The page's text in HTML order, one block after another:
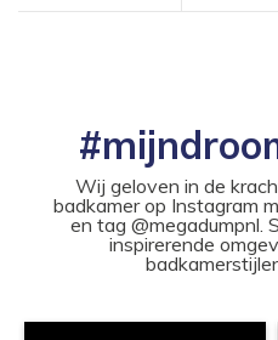
Wij geloven in de
badkamer op Instagram
en tag @megadumpnl.
inspirerende